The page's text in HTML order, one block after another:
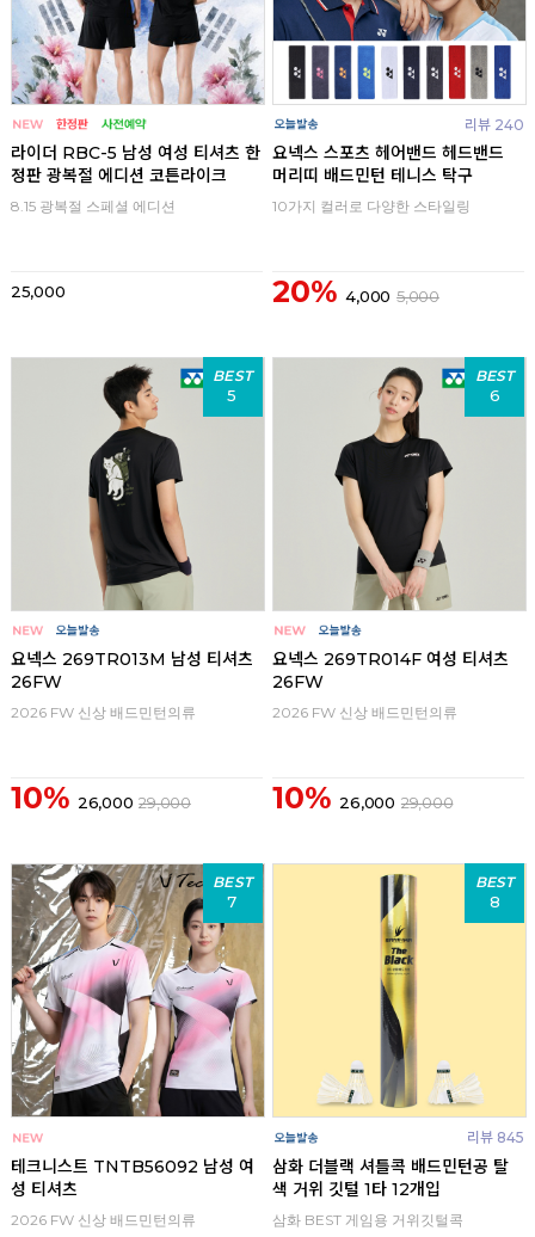
라이더 RBC-5 남성 여성 티셔츠 한
정판 광복절 에디션 코튼라이크
8.15 광복절 스페셜 에디션
25,000
리뷰 240
요넥스 스포츠 헤어밴드 헤드밴드
머리띠 배드민턴 테니스 탁구
10가지 컬러로 다양한 스타일링
20% 4,000 5,000
BEST
5
요넥스 269TR013M 남성 티셔츠
26FW
2026 FW 신상 배드민턴의류
10% 26,000 29,000
BEST
6
요넥스 269TR014F 여성 티셔츠
26FW
2026 FW 신상 배드민턴의류
10% 26,000 29,000
BEST
7
테크니스트 TNTB56092 남성 여
성 티셔츠
2026 FW 신상 배드민턴의류
BEST
8
리뷰 845
삼화 더블랙 셔틀콕 배드민턴공 탈
색 거위 깃털 1타 12개입
삼화 BEST 게임용 거위깃털콕